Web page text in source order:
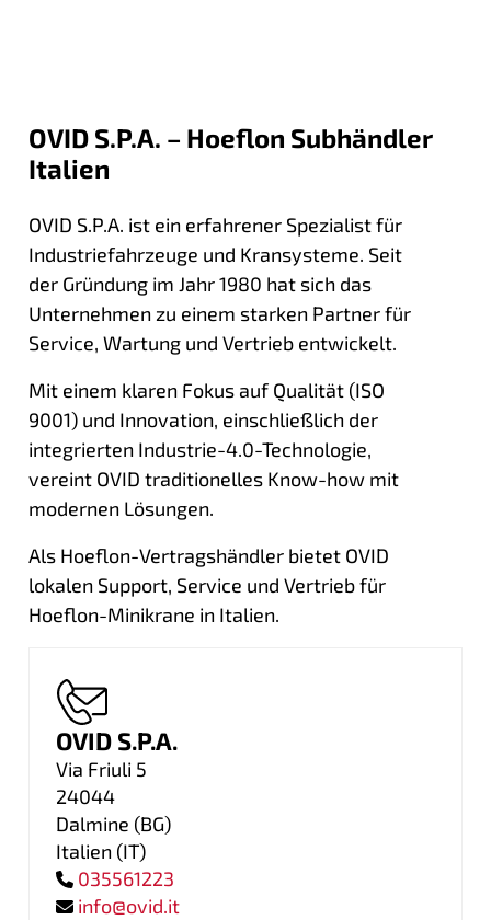
OVID S.P.A. – Hoeflon Subhändler
Italien
OVID S.P.A. ist ein erfahrener Spezialist für
Industriefahrzeuge und Kransysteme. Seit
der Gründung im Jahr 1980 hat sich das
Unternehmen zu einem starken Partner für
Service, Wartung und Vertrieb entwickelt.
Mit einem klaren Fokus auf Qualität (ISO
9001) und Innovation, einschließlich der
integrierten Industrie-4.0-Technologie,
vereint OVID traditionelles Know-how mit
modernen Lösungen.
Als Hoeflon-Vertragshändler bietet OVID
lokalen Support, Service und Vertrieb für
Hoeflon-Minikrane in Italien.
OVID S.P.A.
Via Friuli 5
24044
Dalmine (BG)
Italien(IT)
035561223
info@ovid.it